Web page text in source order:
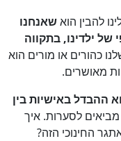
להבין הואשאנחנו
של ילדינו, בתקווה
כהורים או מורים הוא
מאושרים.
ההבדל באישיות בין
לסערות. איך
החינוכי הזה?